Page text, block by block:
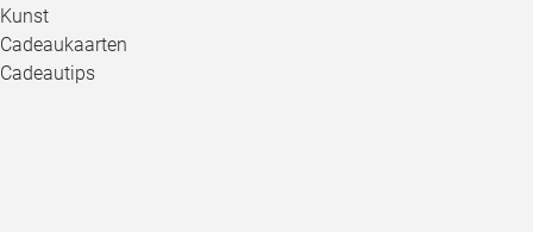
Kunst
Cadeaukaarten
Cadeautips